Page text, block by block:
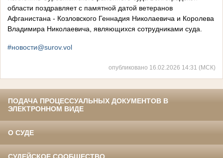
области поздравляет с памятной датой ветеранов
Афганистана - Козловского Геннадия Николаевича и Королева
Владимира Николаевича, являющихся сотрудниками суда.
#новости@surov.vol
опубликовано 16.02.2026 14:31 (МСК)
ПОДАЧА ПРОЦЕССУАЛЬНЫХ ДОКУМЕНТОВ В
ЭЛЕКТРОННОМ ВИДЕ
О СУДЕ